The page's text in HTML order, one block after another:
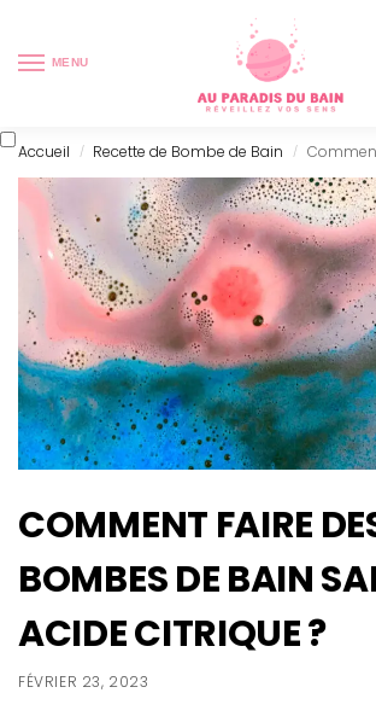
MENU
Accueil / Recette de Bombe de Bain / Comment faire
COMMENT FAIRE
BOMBES DE BAIN
ACIDE CITRIQUE ?
FÉVRIER 23, 2023